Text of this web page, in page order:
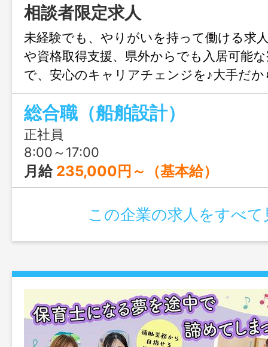
相談者限定求人
未経験でも、やりがいを持って働ける求
や資格取得支援、県外からでも入居可能
で、安心のキャリアチェンジを♪大手だ
た処遇で、地域に密着した働き方をして
総合職（船舶設計）
正社員
8:00～17:00
月給 235,000円～（基本給）
この企業の求人をすべて